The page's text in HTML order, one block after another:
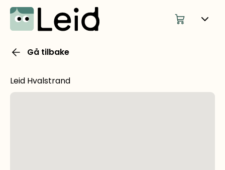
Gå tilbake
Leid Hvalstrand